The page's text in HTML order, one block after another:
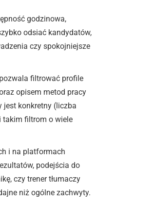
godzinowa,
odsiać kandydatów,
czy spokojniejsze
filtrować profile
opisem metod pracy
jest konkretny (liczba
takim filtrom o wiele
i na platformach
podejścia do
czy trener tłumaczy
niż ogólne zachwyty.